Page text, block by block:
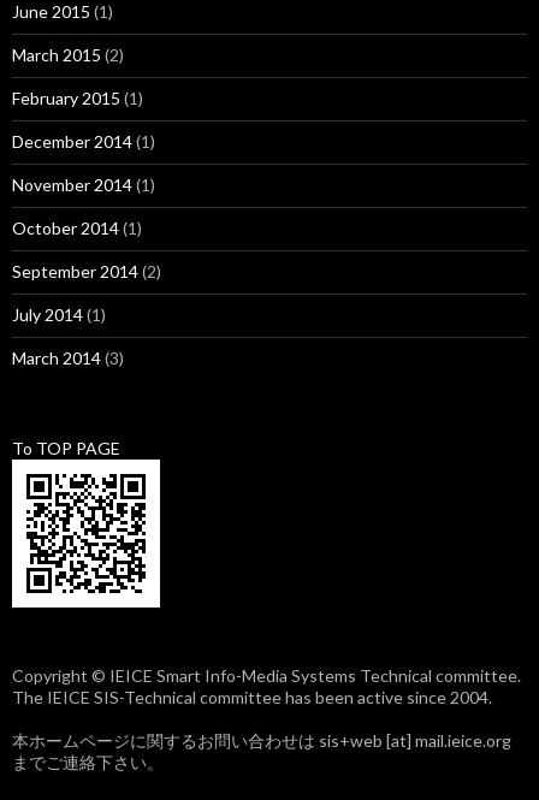
June 2015 (1)
March 2015 (2)
February 2015 (1)
December 2014(1)
November 2014(1)
October 2014(1)
September 2014(2)
July 2014(1)
March 2014(3)
To TOP PAGE
Copyright © IEICE Smart Info-Media Systems Technical committee.
The IEICE SIS-Technical committee has been active since 2004.
本ホームページに関するお問い合わせは sis+web [at] mail.ieice.org
までご連絡下さい。